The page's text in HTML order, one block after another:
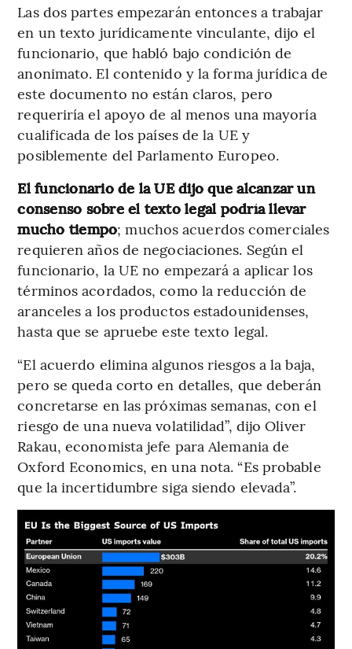
Las dos partes empezarán entonces a trabajar
en un texto jurídicamente vinculante, dijo el
funcionario, que habló bajo condición de
anonimato. El contenido y la forma jurídica de
este documento no están claros, pero
requeriría el apoyo de al menos una mayoría
cualificada de los países de la UE y
posiblemente del Parlamento Europeo.
El funcionario de la UE dijo que alcanzar un
consenso sobre el texto legal podría llevar
mucho tiempo; muchos acuerdos comerciales
requieren años de negociaciones. Según el
funcionario, la UE no empezará a aplicar los
términos acordados, como la reducción de
aranceles a los productos estadounidenses,
hasta que se apruebe este texto legal.
“El acuerdo elimina algunos riesgos a la baja,
pero se queda corto en detalles, que deberán
concretarse en las próximas semanas, con el
riesgo de una nueva volatilidad”, dijo Oliver
Rakau, economista jefe para Alemania de
Oxford Economics, en una nota. “Es probable
que la incertidumbre siga siendo elevada”.